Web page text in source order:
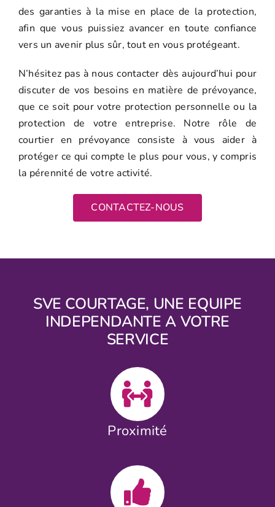
des garanties à la mise en place de la protection,
afin que vous puissiez avancer en toute confiance
vers un avenir plus sûr, tout en vous protégeant.
N’hésitez pas à nous contacter dès aujourd’hui pour
discuter de vos besoins en matière de prévoyance,
que ce soit pour votre protection personnelle ou la
protection de votre entreprise. Notre rôle de
courtier en prévoyance consiste à vous aider à
protéger ce qui compte le plus pour vous, y compris
la pérennité de votre activité.
CONTACTEZ-NOUS
SVE COURTAGE, UNE EQUIPE
INDEPENDANTE A VOTRE
SERVICE
Proximité